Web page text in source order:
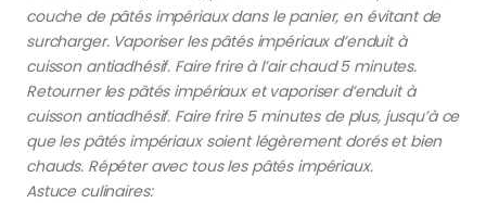
couche de pâtés impériaux dans le panier, en évitant de
surcharger. Vaporiser les pâtés impériaux d’enduit à
cuisson antiadhésif. Faire frire à l’air chaud 5 minutes.
Retourner les pâtés impériaux et vaporiser d’enduit à
cuisson antiadhésif. Faire frire 5 minutes de plus, jusqu’à ce
que les pâtés impériaux soient légèrement dorés et bien
chauds. Répéter avec tous les pâtés impériaux.
Astuce culinaires: